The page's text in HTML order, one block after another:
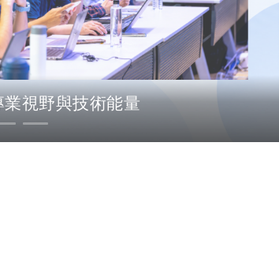
視野與技術能量